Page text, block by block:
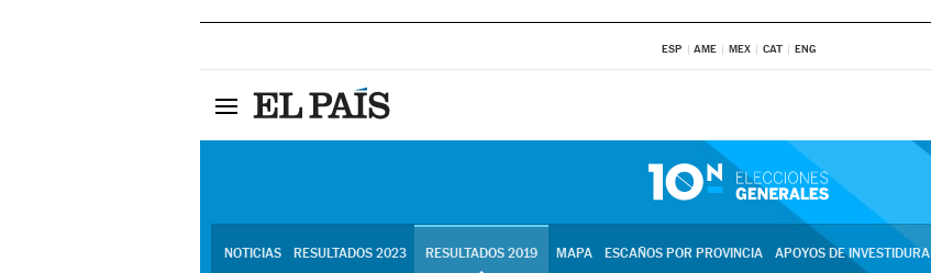
ESP AME MEX CAT ENG
NOTICIAS RESULTADOS 2023 RESULTADOS 2019 MAPA ESCAÑOS POR PROVINCIA APOYOS DE INVESTIDURA